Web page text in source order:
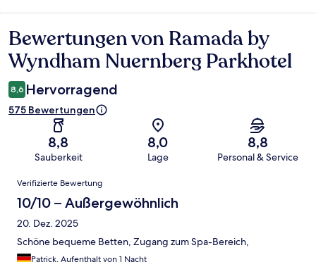
Bewertungen
Bewertungen von Ramada by
Wyndham Nuernberg Parkhotel
8,6 Hervorragend
575 Bewertungen
8,8
Sauberkeit
8,0
Lage
8,8
Personal & Service
Bewertungen
Verifizierte Bewertung
10/10 – Außergewöhnlich
20. Dez. 2025
Schöne bequeme Betten, Zugang zum Spa-Bereich,
Patrick, Aufenthalt von 1 Nacht